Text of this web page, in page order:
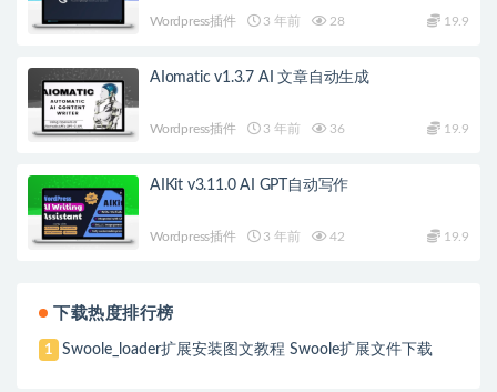
Wordpress插件 3 年前 28 19.9
AIomatic v1.3.7 AI 文章自动生成
Wordpress插件 3 年前 36 19.9
AIKit v3.11.0 AI GPT自动写作
Wordpress插件 3 年前 42 19.9
下载热度排行榜
1 Swoole_loader扩展安装图文教程 Swoole扩展文件下载